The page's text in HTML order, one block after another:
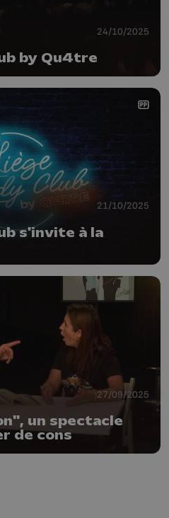
24/10/2025
by Qu4tre
21/10/2025
s'invite à la
27/09/2025
un spectacle
de cons